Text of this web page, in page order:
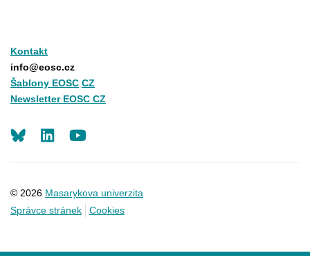
Kontakt
info@eosc.cz
Šablony EOSC CZ
Newsletter EOSC CZ
© 2026 Masarykova univerzita
Správce stránek
Cookies
LinkedIn